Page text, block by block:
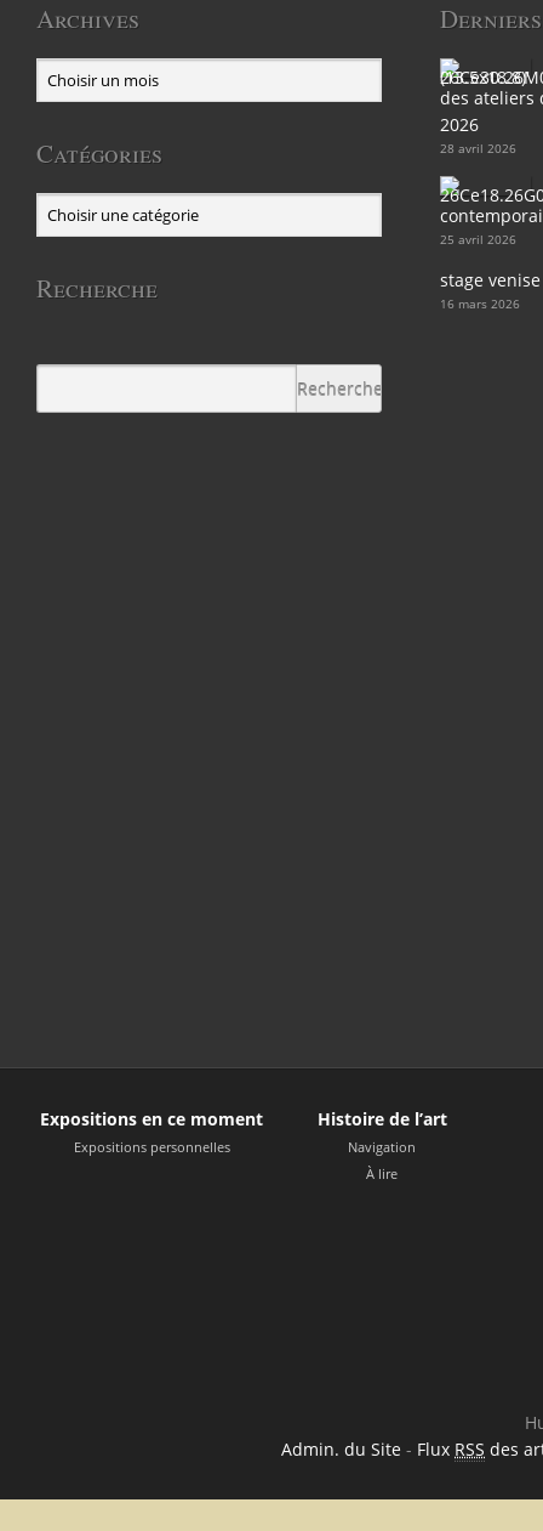
Archives
Catégories
Recherche
des ateliers
2026
28 avril 2026
25 avril 2026
stage
16 mars 2026
Expositions en ce moment
Expositions personnelles
Histoire de l’art
Navigation
À lire
Admin. du Site - Flux RSS des